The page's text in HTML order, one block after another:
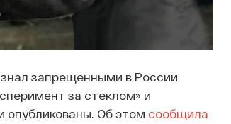
запрещенными в России
за стеклом» и
опубликованы. Об этом сообщила